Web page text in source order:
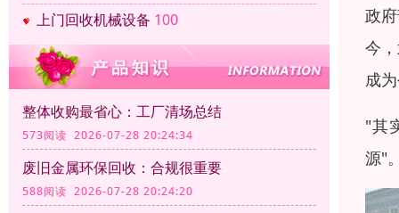
上门回收机械设备 100
整体收购最省心：工厂清场总结
573阅读 2026-07-28 20:24:34
废旧金属环保回收：合规很重要
588阅读 2026-07-28 20:24:20
政
今
成
"其
源"